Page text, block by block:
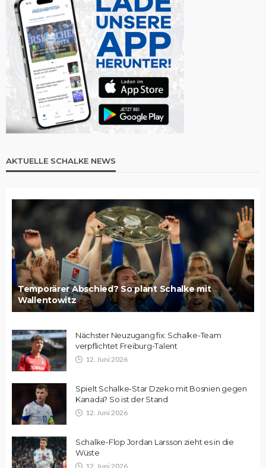
AKTUELLE SCHALKE NEWS
Temporärer Abschied? So plant Schalke mit
Wallentowitz
Nächster Neuzugang fix: Schalke-Team
verpflichtet Freiburg-Talent
12. Juni 2026
Spielt Schalke-Star Dzeko mit Bosnien gegen
Kanada? So ist der Stand
12. Juni 2026
Schalke-Flop Jordan Larsson zieht es in die
Wüste
12. Juni 2026